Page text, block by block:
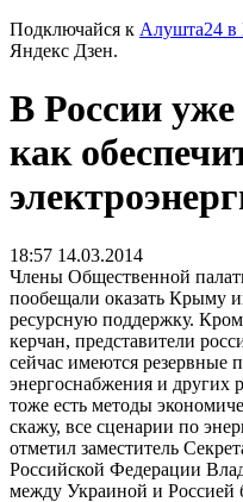
Подключайся к Алушта24 в
Яндекс Дзен.
В России
как
18:57 14.03.2014
Члены Общественной
пообещали оказать Крыму
ресурсную поддержку.
керчан, представители
сейчас имеются резервные
энергоснабжения и других
тоже есть методы
скажу, все сценарии по
отметил заместитель
Российской Федерации
между Украиной и Россией